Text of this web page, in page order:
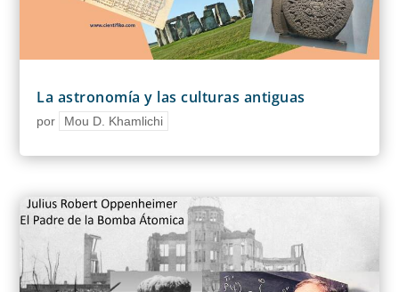
La astronomía y las culturas antiguas
por Mou D. Khamlichi